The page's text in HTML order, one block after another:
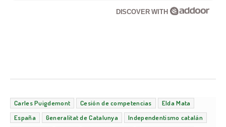
DISCOVER WITH
Carles Puigdemont Cesión de competencias
Elda Mata
España
Generalitat de Catalunya
Independentismo catalán